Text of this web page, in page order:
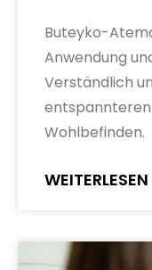
Buteyko-
Anwendung
Verständlich
Wohlbefinden.
WEITERLESEN